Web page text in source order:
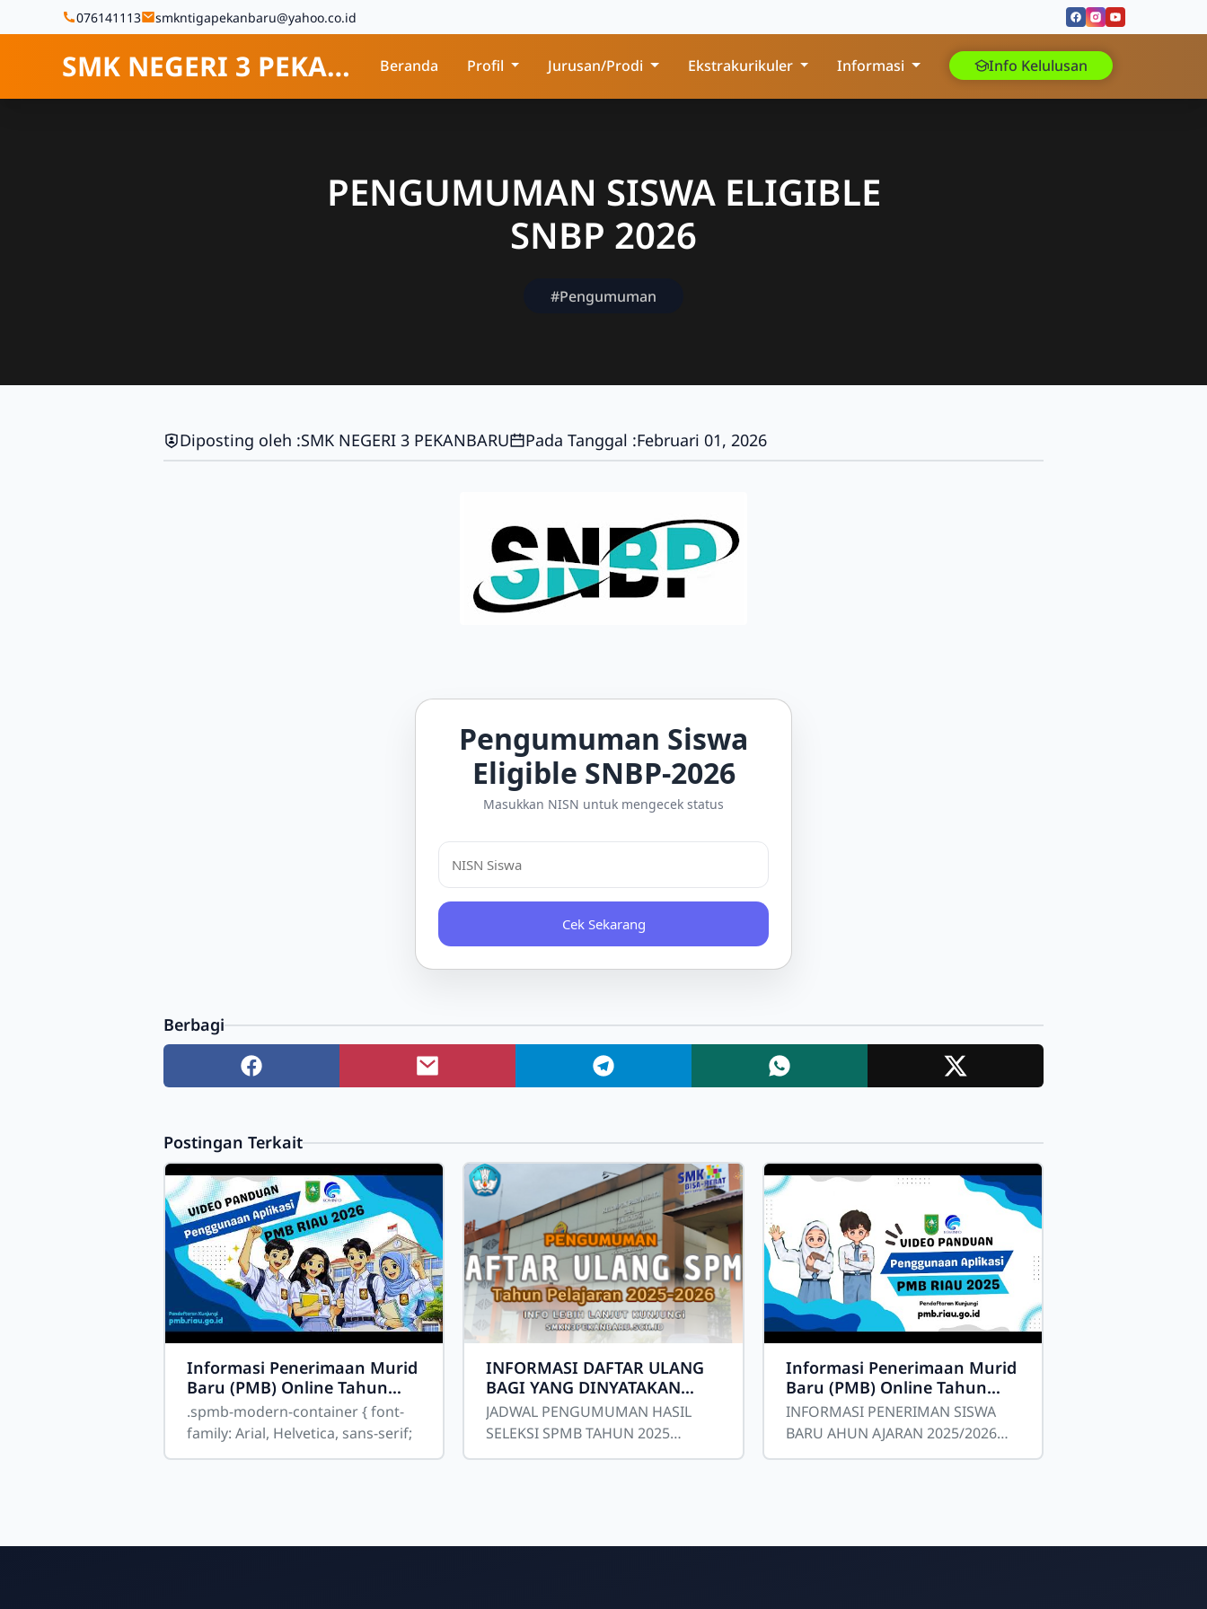
Skip to Content076141113 smkntigapekanbaru@yahoo.co.id
SMK NEGERI 3 PEKANBARU Beranda Profil Jurusan/Prodi Ekstrakurikuler Informasi Info Kelulusan
Bang
Haikal
Online
PENGUMUMAN SISWA ELIGIBLE
SNBP 2026
#Pengumuman
Diposting oleh :SMK NEGERI 3 PEKANBARU Pada Tanggal :Februari 01, 2026
Pengumuman Siswa
Eligible SNBP-2026
Masukkan NISN untuk mengecek status
Cek Sekarang
Berbagi
Postingan Terkait
Informasi Penerimaan Murid
Baru (PMB) Online Tahun
Pelajaran 2026-2027
.spmb-modern-container { font-
family: Arial, Helvetica, sans-serif;
INFORMASI DAFTAR ULANG
BAGI YANG DINYATAKAN
LULUS SPMB SMK NEGERI 3
PEKANBARU TP. 2025/2026
JADWAL PENGUMUMAN HASIL
SELEKSI SPMB TAHUN 2025
Pengumuman Hasil Seleksi SPMB
Informasi Penerimaan Murid
Baru (PMB) Online Tahun
Pelajaran 2025-2026
INFORMASI PENERIMAN SISWA
BARU AHUN AJARAN 2025/2026
INFO UPDATE SMK Negeri 3